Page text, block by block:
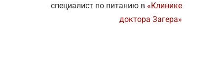
специалист по питанию в «Клинике
доктора Загера»